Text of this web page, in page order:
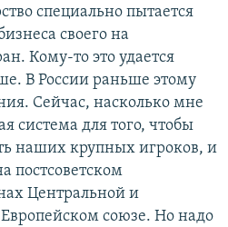
специально пытается
своего на
Кому-то это удается
В России раньше этому
Сейчас, насколько мне
система для того, чтобы
наших крупных игроков, и
постсоветском
Центральной и
союзе. Но надо